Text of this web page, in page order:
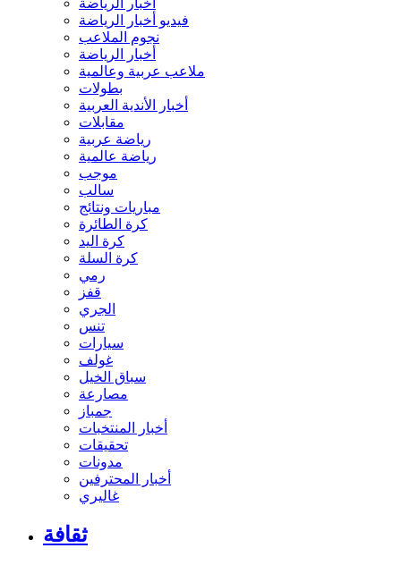
أخبار الرياضة
فيديو أخبار الرياضة
نجوم الملاعب
أخبار الرياضة
ملاعب عربية وعالمية
بطولات
أخبار الأندية العربية
مقابلات
رياضة عربية
رياضة عالمية
موجب
سالب
مباريات ونتائج
كرة الطائرة
كرة اليد
كرة السلة
رمي
قفز
الجري
تنس
سيارات
غولف
سباق الخيل
مصارعة
جمباز
أخبار المنتخبات
تحقيقات
مدونات
أخبار المحترفين
غاليري
ثقافة